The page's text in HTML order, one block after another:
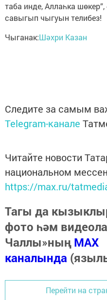
таба инде, Аллаһка
савыгып чыгуын телибез!
Чыганак:Шәхри Казан
Следите за самым
Telegram-канале
Читайте новости
национальном
https://max.ru/
Тагы да
фото һәм
Чаллы»ныңMAX
каналында
Перейти на